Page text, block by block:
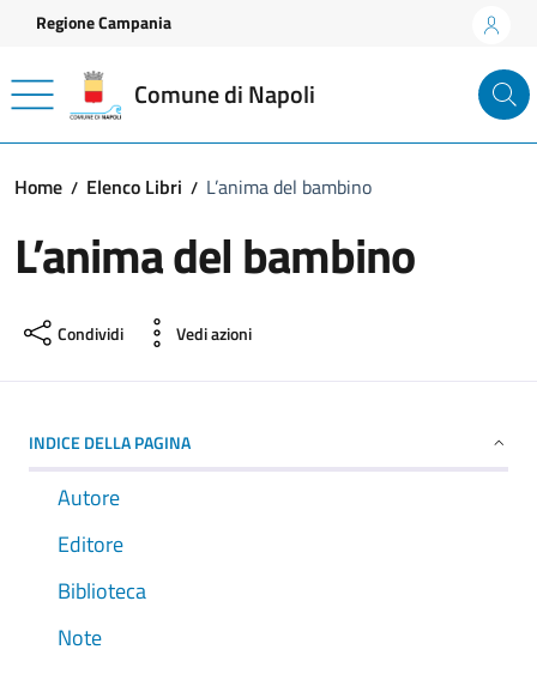
Vai ai contenuti
Vai al footer
Regione Campania
Comune di Napoli
Home Elenco Libri L’anima del bambino
L’anima del bambino
Condividi Vedi azioni
INDICE DELLA PAGINA
Autore
Editore
Biblioteca
Note